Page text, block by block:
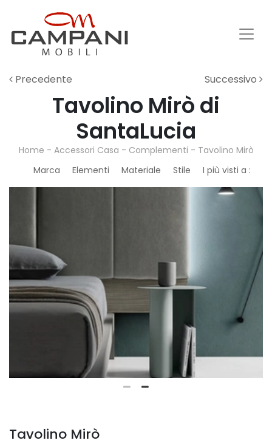
Precedente Successivo
Tavolino Mirò di
SantaLucia
Home - Accessori Casa - Complementi - Tavolino Mirò
Marca
Elementi Materiale Stile I più visti a :
Tavolino Mirò